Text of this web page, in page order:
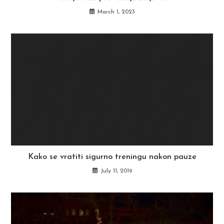
March 1, 2023
Kako se vratiti sigurno treningu nakon pauze
July 11, 2019